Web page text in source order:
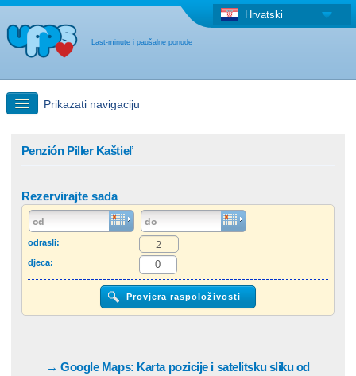
Last-minute i paušalne ponude
Hrvatski
Prikazati navigaciju
"Last Minute"ponuda + Paušalna ponuda
Druga država
Penzión Piller Kaštieľ
Rezervirajte sada
odrasli:
djeca:
→ Google Maps: Karta pozicije i satelitsku sliku od